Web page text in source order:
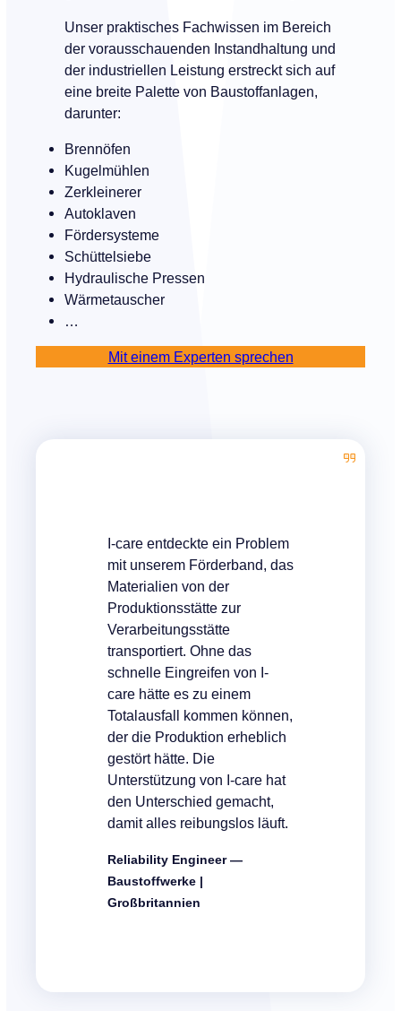
Unser praktisches Fachwissen im Bereich
der vorausschauenden Instandhaltung und
der industriellen Leistung erstreckt sich auf
eine breite Palette von Baustoffanlagen,
darunter:
Brennöfen
Kugelmühlen
Zerkleinerer
Autoklaven
Fördersysteme
Schüttelsiebe
Hydraulische Pressen
Wärmetauscher
…
Mit einem Experten sprechen
I-care entdeckte ein Problem
mit unserem Förderband, das
Materialien von der
Produktionsstätte zur
Verarbeitungsstätte
transportiert. Ohne das
schnelle Eingreifen von I-
care hätte es zu einem
Totalausfall kommen können,
der die Produktion erheblich
gestört hätte. Die
Unterstützung von I-care hat
den Unterschied gemacht,
damit alles reibungslos läuft.
Reliability Engineer —
Baustoffwerke |
Großbritannien